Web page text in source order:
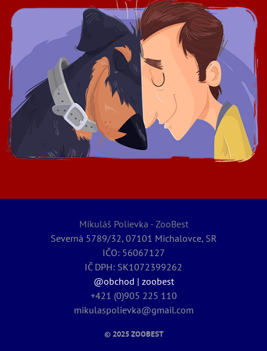
Mikuláš Polievka - ZooBest
Severná 5789/32, 07101 Michalovce, SR
IČO: 56067127
IČ DPH: SK1072399262
@obchod | zoobest
+421 (0)905 225 110
mikulaspolievka@gmail.com
© 2025ZOOBEST